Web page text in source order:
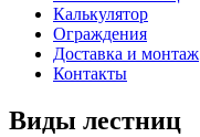
Калькулятор
Ограждения
Доставка и монтаж
Контакты
Виды лестниц